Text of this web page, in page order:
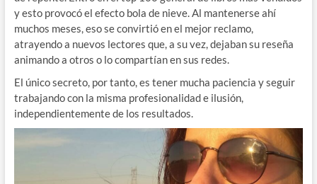
y esto provocó el efecto bola de nieve. Al mantenerse ahí
muchos meses, eso se convirtió en el mejor reclamo,
atrayendo a nuevos lectores que, a su vez, dejaban su reseña
animando a otros o lo compartían en sus redes.
El único secreto, por tanto, es tener mucha paciencia y seguir
trabajando con la misma profesionalidad e ilusión,
independientemente de los resultados.